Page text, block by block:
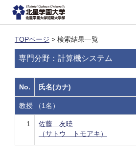
TOPページ > 検索結果一覧
専門分野：計算機システム
No. 氏名(カナ)
教授 （1名）
1
佐藤 友暁
（サトウ トモアキ）